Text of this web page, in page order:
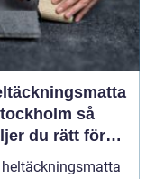
så
du rätt för
och kontor
heltäckningsmatta